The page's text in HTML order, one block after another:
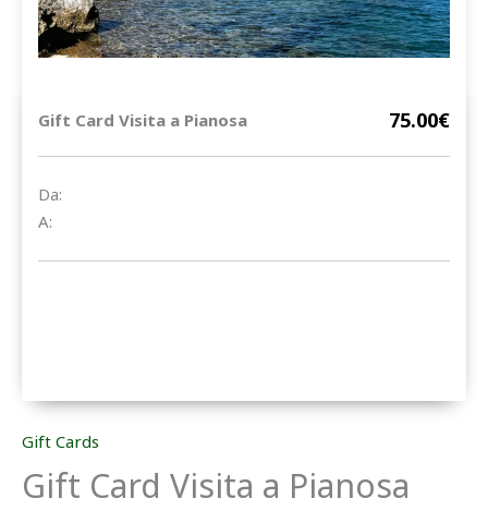
Gift Card Visita a Pianosa 75.00€
Da:
A:
Gift Cards
Gift Card Visita a Pianosa